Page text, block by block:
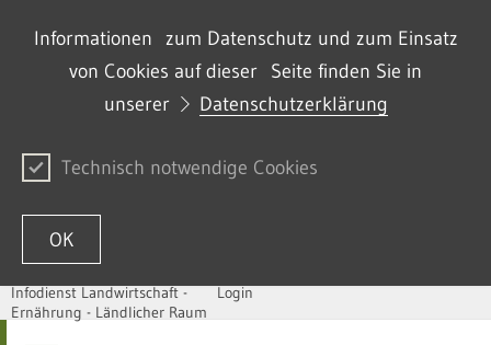
Informationen zum Datenschutz und zum Einsatz
von Cookies auf dieser Seite finden Sie in
unserer
Datenschutzerklärung
Technisch notwendige Cookies
OK
Skip to content
Infodienst Landwirtschaft -
Ernährung - Ländlicher Raum
Login